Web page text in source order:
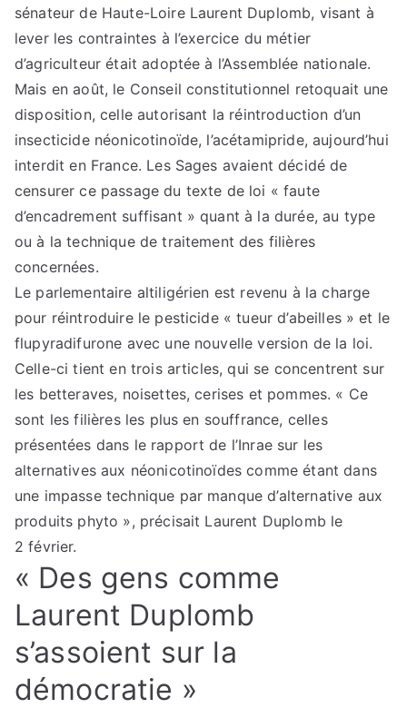
sénateur de Haute-Loire Laurent Duplomb, visant à
lever les contraintes à l’exercice du métier
d’agriculteur était adoptée à l’Assemblée nationale.
Mais en août, le Conseil constitutionnel retoquait une
disposition, celle autorisant la réintroduction d’un
insecticide néonicotinoïde, l’acétamipride, aujourd’hui
interdit en France. Les Sages avaient décidé de
censurer ce passage du texte de loi « faute
d’encadrement suffisant » quant à la durée, au type
ou à la technique de traitement des filières
concernées.
Le parlementaire altiligérien est revenu à la charge
pour réintroduire le pesticide « tueur d’abeilles » et le
flupyradifurone avec une nouvelle version de la loi.
Celle-ci tient en trois articles, qui se concentrent sur
les betteraves, noisettes, cerises et pommes. « Ce
sont les filières les plus en souffrance, celles
présentées dans le rapport de l’Inrae sur les
alternatives aux néonicotinoïdes comme étant dans
une impasse technique par manque d’alternative aux
produits phyto », précisait Laurent Duplomb le
2 février.
« Des gens comme
Laurent Duplomb
s’assoient sur la
démocratie »